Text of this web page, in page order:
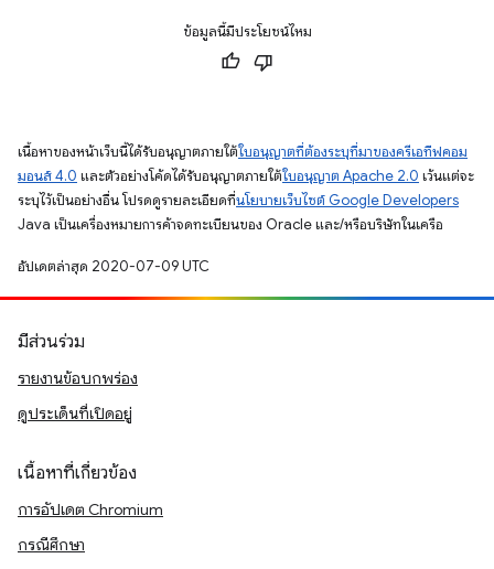
ข้อมูลนี้มีประโยชน์ไหม
เนื้อหาของหน้าเว็บนี้ได้รับอนุญาตภายใต้ใบอนุญาตที่ต้องระบุที่มาของครีเอทีฟคอม
มอนส์ 4.0 และตัวอย่างโค้ดได้รับอนุญาตภายใต้ใบอนุญาต Apache 2.0 เว้นแต่จะ
ระบุไว้เป็นอย่างอื่น โปรดดูรายละเอียดที่นโยบายเว็บไซต์ Google Developers
Java เป็นเครื่องหมายการค้าจดทะเบียนของ Oracle และ/หรือบริษัทในเครือ
อัปเดตล่าสุด 2020-07-09 UTC
มีส่วนร่วม
รายงานข้อบกพร่อง
ดูประเด็นที่เปิดอยู่
เนื้อหาที่เกี่ยวข้อง
การอัปเดต Chromium
กรณีศึกษา